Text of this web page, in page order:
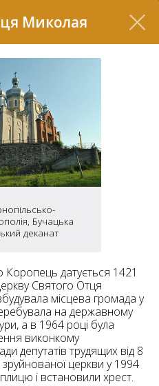
Миколая
Бучацька
деканат
датується 1421
Святого Отця
місцева громада у
на державному
а в 1964 році була
виконкому
депутатів трудящих від 8
церкви у 1994
і встановили хрест.
5
4
10
6